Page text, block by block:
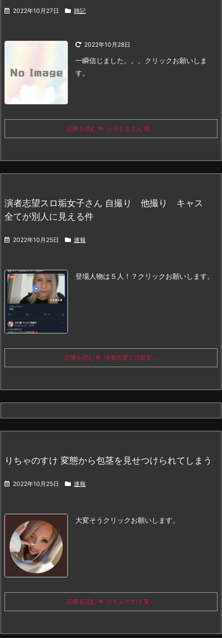
2022年10月27日 雑記
2022年10月28日
一瞬信じました。。。 クリックお願いしま
す。
記事を読む いそまるさん 個 ...
演者志望スロ垢女子さん 自撮り 他撮り キャス
全てが別人に見える件
2022年10月25日 速報
登場人物は５人！？ クリックお願いします。
記事を読む 演者志望スロ垢女 ...
りちゃのすけ 変態から包茎を見せつけられてしまう
2022年10月25日 速報
大変そう クリックお願いします。
記事を読む りちゃのすけ 変 ...